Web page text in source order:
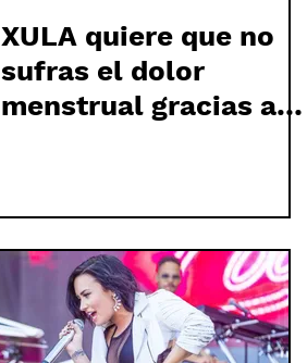
XULA quiere que no
sufras el dolor
menstrual gracias a